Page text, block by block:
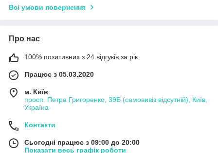
Всі умови повернення
Про нас
100% позитивних з 24 відгуків за рік
Працює з 05.03.2020
м. Київ
просп. Петра Григоренко, 39Б (самовивіз відсутній), Київ,
Україна
Контакти
Сьогодні працює з 09:00 до 20:00
Показати весь графік роботи